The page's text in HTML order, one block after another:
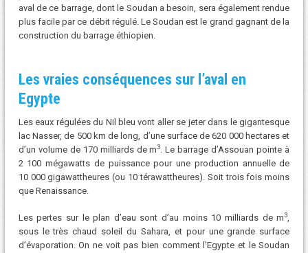
aval de ce barrage, dont le Soudan a besoin, sera également rendue
plus facile par ce débit régulé. Le Soudan est le grand gagnant de la
construction du barrage éthiopien.
Les vraies conséquences sur l’aval en
Egypte
Les eaux régulées du Nil bleu vont aller se jeter dans le gigantesque
lac Nasser, de 500 km de long, d’une surface de 620 000 hectares et
d’un volume de 170 milliards de m3
. Le barrage d’Assouan pointe à
2 100 mégawatts de puissance pour une production annuelle de
10 000 gigawattheures (ou 10 térawattheures). Soit trois fois moins
que Renaissance.
Les pertes sur le plan d’eau sont d’au moins 10 milliards de m3,
sous le très chaud soleil du Sahara, et pour une grande surface
d’évaporation. On ne voit pas bien comment l’Egypte et le Soudan